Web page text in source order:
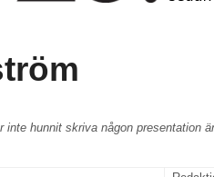
inte hunnit skriva någon presentation